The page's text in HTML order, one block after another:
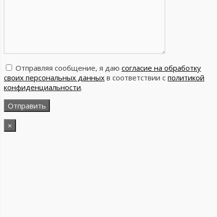
Отправляя сообщение, я даю согласие на обработку
своих персональных данных в соответствии с политикой
конфиденциальности.
×